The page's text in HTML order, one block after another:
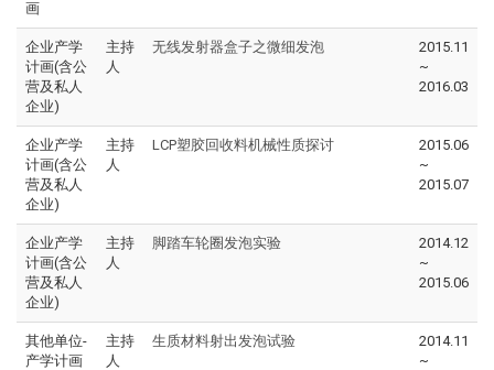
画
企业产学
计画(含公
营及私人
企业)
主持
人
无线发射器盒子之微细发泡
2015.11
~
2016.03
企业产学
计画(含公
营及私人
企业)
主持
人
LCP塑胶回收料机械性质探讨
2015.06
~
2015.07
企业产学
计画(含公
营及私人
企业)
主持
人
脚踏车轮圈发泡实验
2014.12
~
2015.06
其他单位-
产学计画
主持
人
生质材料射出发泡试验
2014.11
~